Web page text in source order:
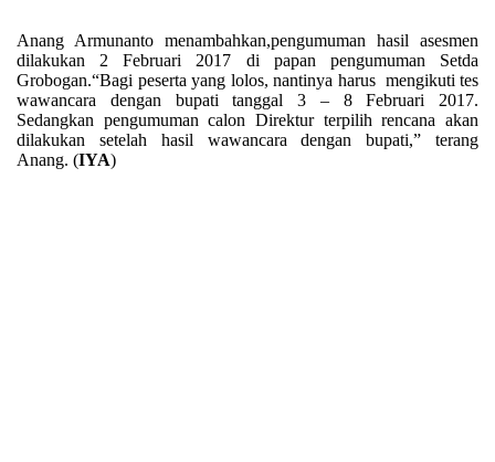
Anang Armunanto menambahkan,pengumuman hasil asesmen
dilakukan 2 Februari 2017 di papan pengumuman Setda
Grobogan.“Bagi peserta yang lolos, nantinya harus mengikuti tes
wawancara dengan bupati tanggal 3 – 8 Februari 2017.
Sedangkan pengumuman calon Direktur terpilih rencana akan
dilakukan setelah hasil wawancara dengan bupati,” terang
Anang. (IYA)